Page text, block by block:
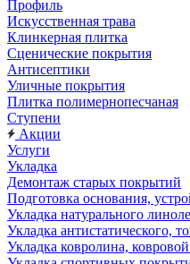
Профиль
Искусственная трава
Клинкерная плитка
Сценические покрытия
Антисептики
Уличные покрытия
Плитка полимернопесчаная
Ступени
Акции
Услуги
Укладка
Демонтаж старых покрытий
Подготовка основания,
Укладка натурального
Укладка антистатического,
Укладка ковролина,